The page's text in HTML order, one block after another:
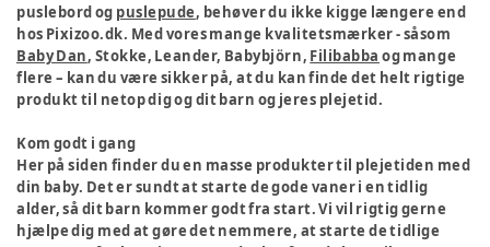
puslebord og puslepude, behøver du ikke kigge længere end
hos Pixizoo.dk. Med vores mange kvalitetsmærker - såsom
Baby Dan, Stokke, Leander, Babybjörn, Filibabba og mange
flere – kan du være sikker på, at du kan finde det helt rigtige
produkt til netop dig og dit barn og jeres plejetid.
Kom godt i gang
Her på siden finder du en masse produkter til plejetiden med
din baby. Det er sundt at starte de gode vaner i en tidlig
alder, så dit barn kommer godt fra start. Vi vil rigtig gerne
hjælpe dig med at gøre det nemmere, at starte de tidlige